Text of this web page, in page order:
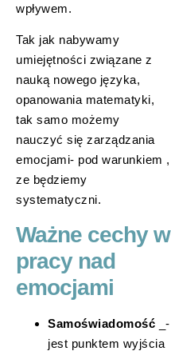
wpływem.
Tak jak nabywamy
umiejętności związane z
nauką nowego języka,
opanowania matematyki,
tak samo możemy
nauczyć się zarządzania
emocjami- pod warunkiem ,
ze będziemy
systematyczni.
Ważne cechy w
pracy nad
emocjami
Samoświadomość _-
jest punktem wyjścia